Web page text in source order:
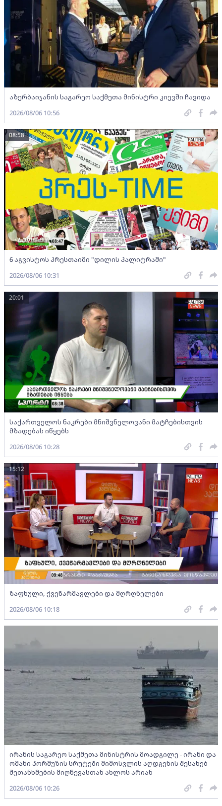
აზერბაიჯანის საგარეო საქმეთა მინისტრი კიევში ჩავიდა
2026/08/06 10:56
6 აგვისტოს პრესთაიმი "დილის პალიტრაში"
08:58
2026/08/06 10:31
საქართველოს ნაკრები მნიშვნელოვანი მატჩებისთვის
მზადებას იწყებს
20:01
2026/08/06 10:28
ზაფხული, ქვეწარმავლები და მღრღნელები
15:12
2026/08/06 10:18
ირანის საგარეო საქმეთა მინისტრის მოადგილე - ირანი და
ომანი ჰორმუზის სრუტეში მიმოსვლის აღდგენის შესახებ
შეთანხმების მიღწევასთან ახლოს არიან
2026/08/06 10:26